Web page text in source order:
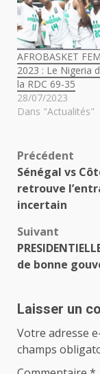
AFROBASKET
2023 : Le Nigeria
la RDC 69-35
28/07/2023
Dans "Actualités"
d’article
Précédent
Sénégal vs
retrouve
incertain
Suivant
de bonne
Laisser un
Votre adresse
champs